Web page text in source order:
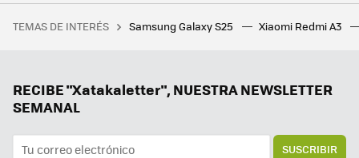
El widget de Google se ha actualizado con un montón de opciones de personalización. Hay un pero: se han olvidado de Android
Yo también cometía este error al usar el horno en casa, hasta que me enteré que podía causar daños en los muebles de la cocina
TEMAS DE INTERÉS Samsung Galaxy S25 Xiaomi Redmi A3
RECIBE "Xatakaletter", NUESTRA NEWSLETTER
SEMANAL
SUSCRIBIR